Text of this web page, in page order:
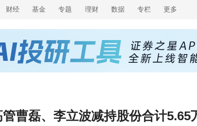
财经 基金 专题 理财 数据 专栏 更多
曹磊、李立波减持股份合计5.65